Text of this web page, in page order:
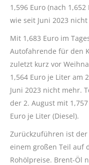
1,596 Euro (nach
wie seit Juni 2023
Mit 1,683 Euro im
Autofahrende für den
zuletzt kurz vor
1,564 Euro je Liter am
Juni 2023 nicht mehr.
der 2. August mit
Euro je Liter (Diesel).
Zurückzuführen ist der
einem großen Teil auf
Rohölpreise. Brent-Öl